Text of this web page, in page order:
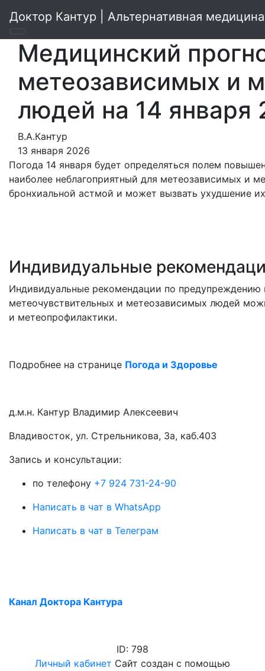
Доктор Кантур | Альтернативная медицина
Медицинский
метеозависимых и
людей на 14 января
В.А.Кантур
13 января 2026
Погода 14 января будет определяться полем
наиболее неблагоприятный для метеозависимых и
бронхиальной астмой и может вызвать ухудшение
Индивидуальные
Индивидуальные рекомендации по предупреждению
метеочувствительных и метеозависимых людей
и метеопрофилактики.
Подробнее на странице Погода и Здоровье
д.м.н. Кантур Владимир Алексеевич
Владивосток, ул. Стрельникова, 3а, каб.403
3апись и консультации:
по телефону +7 924 731-24-90
Написать в чат в WhatsApp
Написать в чат в Телеграм
Канал Доктора Кантура
ID: 798
Личный кабинет Сайт создан с помощью